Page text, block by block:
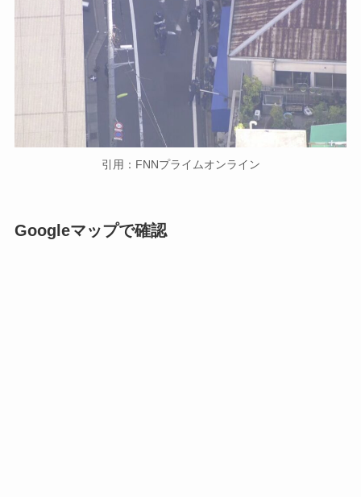
引用：FNNプライムオンライン
Googleマップで確認